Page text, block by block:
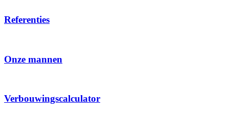
Referenties
Onze mannen
Verbouwingscalculator